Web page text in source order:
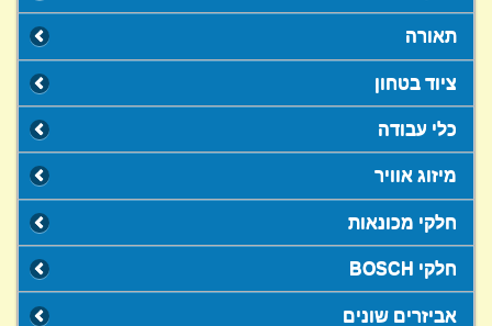
תאורה
ציוד בטחון
כלי עבודה
מיזוג אוויר
חלקי מכונאות
חלקי BOSCH
אביזרים שונים